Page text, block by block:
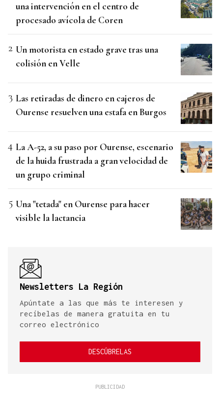
una intervención en el centro de
procesado avícola de Coren
Un motorista en estado grave tras una
colisión en Velle
Las retiradas de dinero en cajeros de
Ourense resuelven una estafa en Burgos
La A-52, a su paso por Ourense, escenario
de la huida frustrada a gran velocidad de
un grupo criminal
Una "tetada" en Ourense para hacer
visible la lactancia
Newsletters La Región
Apúntate a las que más te interesen y
recíbelas de manera gratuita en tu
correo electrónico
DESCÚBRELAS